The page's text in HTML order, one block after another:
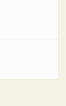
un extractor de